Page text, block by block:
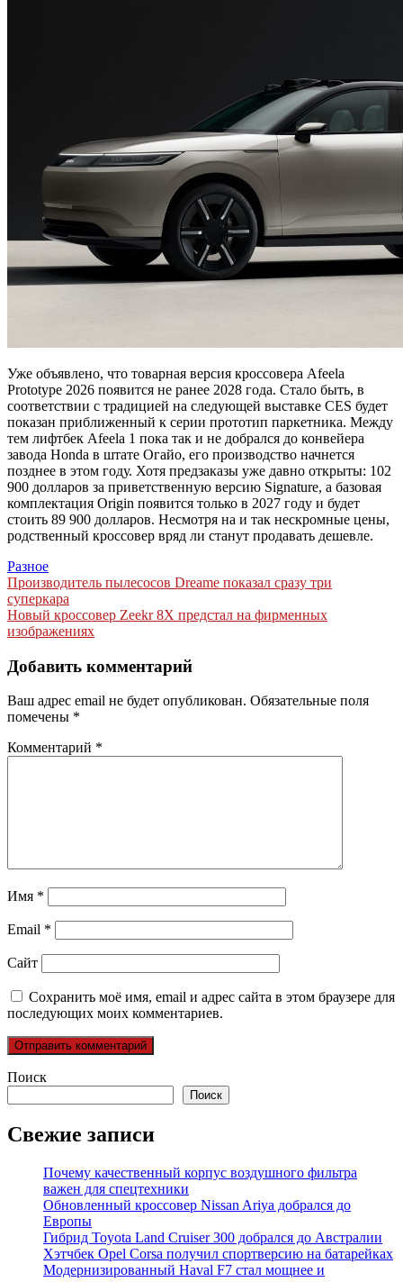
Уже объявлено, что товарная версия кроссовера Afeela
Prototype 2026 появится не ранее 2028 года. Стало быть, в
соответствии с традицией на следующей выставке CES будет
показан приближенный к серии прототип паркетника. Между
тем лифтбек Afeela 1 пока так и не добрался до конвейера
завода Honda в штате Огайо, его производство начнется
позднее в этом году. Хотя предзаказы уже давно открыты: 102
900 долларов за приветственную версию Signature, а базовая
комплектация Origin появится только в 2027 году и будет
стоить 89 900 долларов. Несмотря на и так нескромные цены,
родственный кроссовер вряд ли станут продавать дешевле.
Разное
Навигация
по
записям
Производитель пылесосов Dreame показал сразу три
суперкара
Новый кроссовер Zeekr 8X предстал на фирменных
изображениях
Добавить комментарий
Ваш адрес email не будет опубликован. Обязательные поля
помечены *
Комментарий *
Имя *
Email *
Сайт
Сохранить моё имя, email и адрес сайта в этом браузере для
последующих моих комментариев.
Поиск
Поиск
Свежие записи
Почему качественный корпус воздушного фильтра
важен для спецтехники
Обновленный кроссовер Nissan Ariya добрался до
Европы
Гибрид Toyota Land Cruiser 300 добрался до Австралии
Хэтчбек Opel Corsa получил спортверсию на батарейках
Модернизированный Haval F7 стал мощнее и